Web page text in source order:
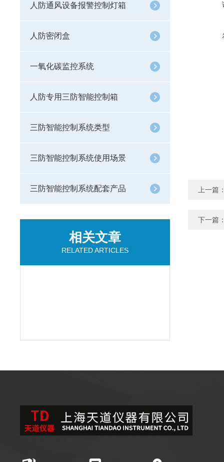
人防通风设备报警控制灯箱
人防密闭盒
一氧化碳监控系统
人防专用三防智能控制箱
三防智能控制系统类型
三防智能控制系统使用场景
三防智能控制系统配套产品
相关文章
RELATED ARTICLES
上一篇
下一篇